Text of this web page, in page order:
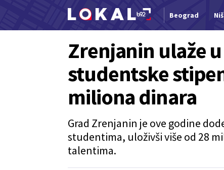
Beograd Niš
Zrenjanin ulaže
studentske
miliona dinara
Grad Zrenjanin je ove godine
studentima, uloživši više od 28
talentima.